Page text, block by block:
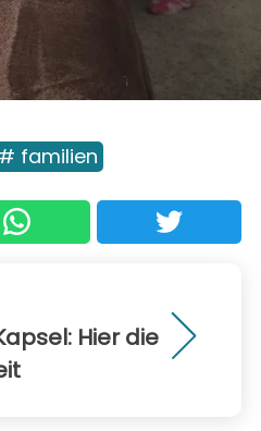
# familien
Hier die